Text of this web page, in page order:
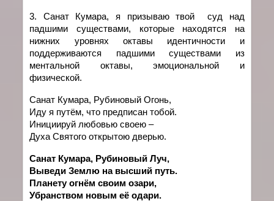
3. Санат Кумара, я призываю твой
суд над
падшими существами, которые находятся на
нижних уровнях октавы идентичности и
поддерживаются падшими существами из
ментальной октавы, эмоциональной и
физической.
Санат Кумара, Рубиновый Огонь,
Иду я путём, что предписан тобой.
Инициируй любовью своею –
Духа Святого открытою дверью.
Санат Кумара, Рубиновый Луч,
Выведи Землю на высший путь.
Планету огнём своим озари,
Убранством новым её одари.